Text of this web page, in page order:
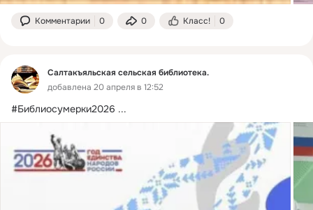
Комментарии 0 0 Класс! 0
Салтакъяльская сельская библиотека.
добавлена 20 апреля в 12:52
#Библиосумерки2026 ...